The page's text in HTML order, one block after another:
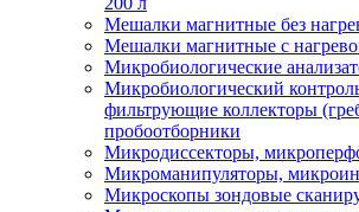
Мешалки магнитные без
Мешалки магнитные с
Микробиологические
Микробиологический
фильтрующие коллекторы
пробоотборники
Микродиссекторы,
Микроманипуляторы,
Микроскопы зондовые